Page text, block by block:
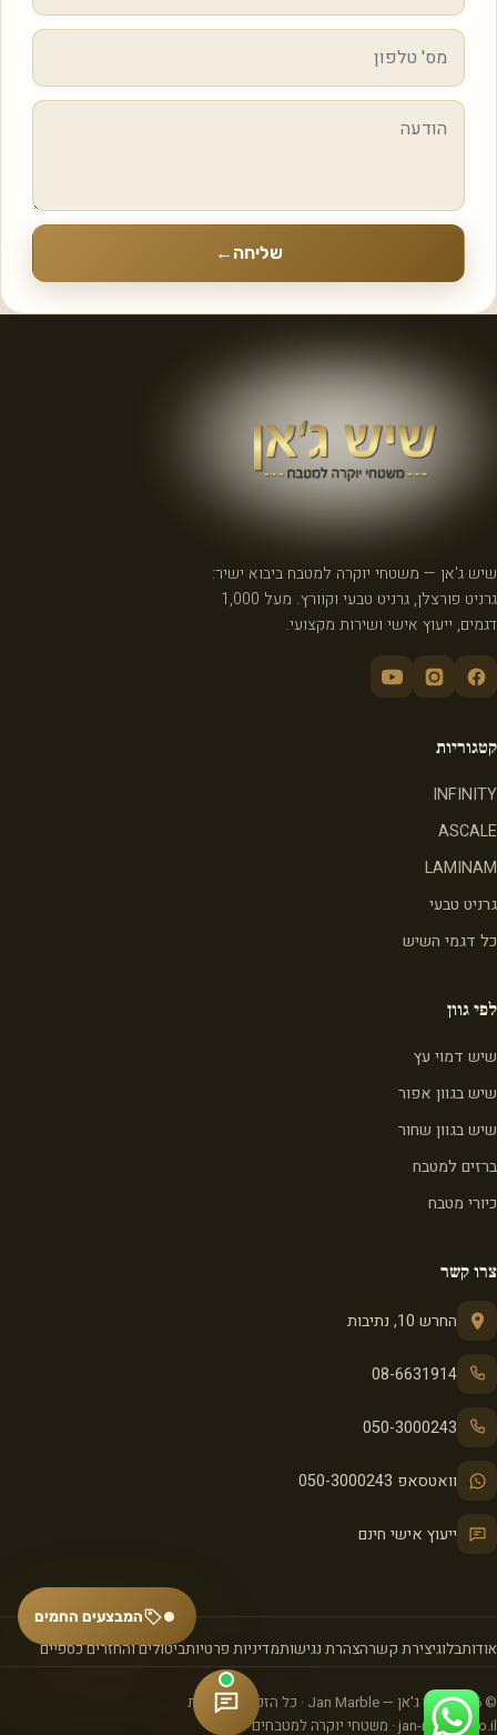
שליחה ←
שיש ג'אן — משטחי יוקרה למטבח ביבוא ישיר:
גרניט פורצלן, גרניט טבעי וקוורץ. מעל 1,000
דגמים, ייעוץ אישי ושירות מקצועי.
קטגוריות
INFINITY
ASCALE
LAMINAM
גרניט טבעי
כל דגמי השיש
לפי גוון
שיש דמוי עץ
שיש בגוון אפור
שיש בגוון שחור
ברזים למטבח
כיורי מטבח
צרו קשר
החרש 10, נתיבות
08-6631914
050-3000243
וואטסאפ 050-3000243
ייעוץ אישי חינם
אודותבלוגיצירת קשרהצהרת נגישותמדיניות פרטיותביטולים והחזרים כספיים
© 2026 שיש ג'אן — Jan Marble · כל הזכויות שמורות
jan-marble.co.il · משטחי יוקרה למטבחים
המבצעים החמים